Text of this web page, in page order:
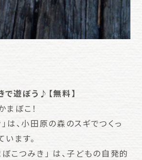
遊ぼう♪【無料】
ぼこ！
は、小田原の森のスギでつくっ
ます。
こつみき」 は、子どもの自発的